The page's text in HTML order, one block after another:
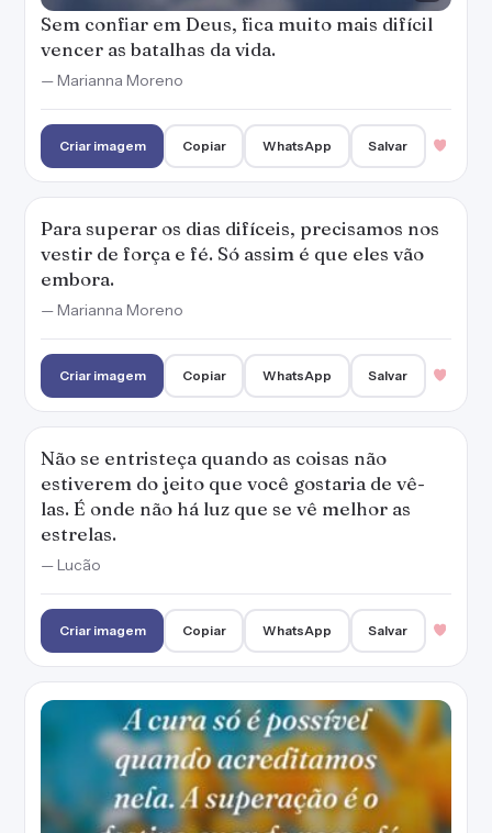
Sem confiar em Deus, fica muito mais difícil
vencer as batalhas da vida.
— Marianna Moreno
Criar imagem Copiar WhatsApp Salvar
Para superar os dias difíceis, precisamos nos
vestir de força e fé. Só assim é que eles vão
embora.
— Marianna Moreno
Criar imagem Copiar WhatsApp Salvar
Não se entristeça quando as coisas não
estiverem do jeito que você gostaria de vê-
las. É onde não há luz que se vê melhor as
estrelas.
— Lucão
Criar imagem Copiar WhatsApp Salvar